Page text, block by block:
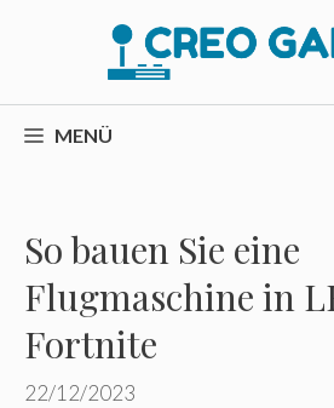
MENÜ
So bauen Sie eine
Flugmaschine in
Fortnite
22/12/2023